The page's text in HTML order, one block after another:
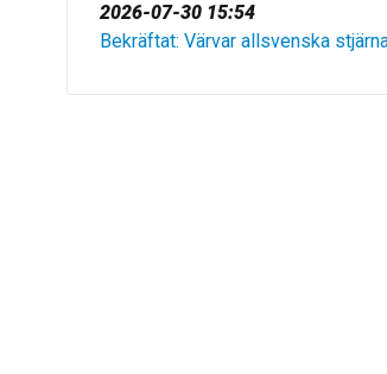
2026-07-30 15:54
Bekräftat: Värvar allsvenska